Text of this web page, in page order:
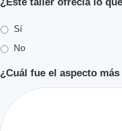
Sí
No
¿Cuál fue el aspecto